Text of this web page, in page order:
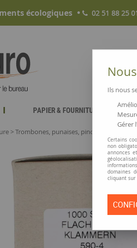
écologiques 02 51 88 25
PAPIER & FOURNITURES
>Trombones, punaises, pinces et attaches
Ils nous
Gérer
Certains
non
annonces
domaines
cliquant sur